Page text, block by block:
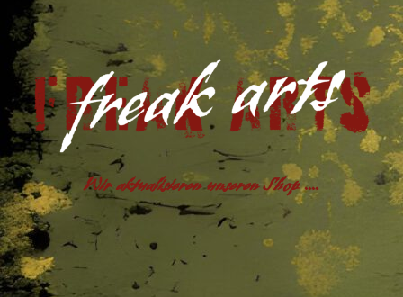
Wir aktualisieren unseren Shop ....